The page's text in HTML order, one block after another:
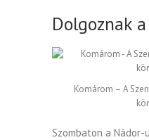
Dolgoznak
Komárom – A
Szombaton a